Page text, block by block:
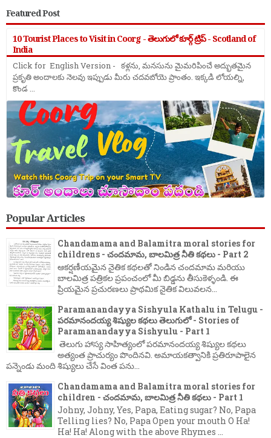
Featured Post
10 Tourist Places to Visit in Coorg - తెలుగులో కూర్గ్ ట్రిప్ - Scotland of
India
Click for English Version - కళ్లను, మనసును మైమరిపించే అద్భుతమైన
ప్రకృతి అందాలకు నెలవు ఇప్పుడు మీరు చదవబోయె ప్రాంతం. ఇక్కడి లోయల్ని,
కొండ ...
Popular Articles
Chandamama and Balamitra moral stories for
childrens - చందమామ, బాలమిత్ర నీతి కథలు - Part 2
ఆకర్షణీయమైన నైతిక కథలతో నిండిన చందమామ మరియు
బాలమిత్ర పత్రికల ప్రపంచంలో మీ బిడ్డను తీసుకెళ్ళండి. ఈ
ప్రియమైన ప్రచురణలు ప్రాథమిక నైతిక విలువలన...
Paramanandayya Sishyula Kathalu in Telugu -
పరమానందయ్య శిష్యుల కథలు తెలుగులో - Stories of
Paramanandayya Sishyulu - Part 1
తెలుగు హాస్య సాహిత్యంలో పరమానందయ్య శిష్యుల కథలు
అత్యంత ప్రాచుర్యం పొందినవి. అమాయకత్వానికి ప్రతిరూపాలైన
పన్నెండు మంది శిష్యులు చేసే వింత పను...
Chandamama and Balamitra moral stories for
children - చందమామ, బాలమిత్ర నీతి కథలు - Part 1
Johny, Johny, Yes, Papa, Eating sugar? No, Papa
Telling lies? No, Papa Open your mouth O Ha!
Ha! Ha! Along with the above Rhymes ...